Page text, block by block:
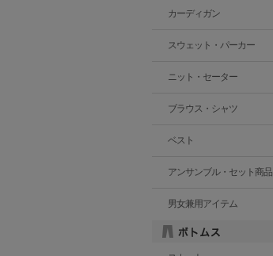
カーディガン
スウェット・パーカー
ニット・セーター
ブラウス・シャツ
ベスト
アンサンブル・セット商品
男女兼用アイテム